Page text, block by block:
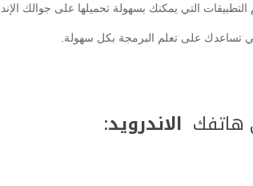
التي يمكنك بسهولة تحميلها على جوالك
تساعدك على تعلم البرمجة بكل سهولة.
هاتفك الاندرويد: